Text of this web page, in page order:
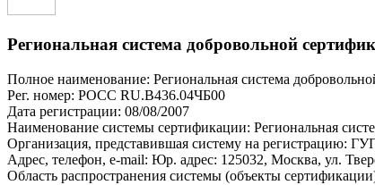
Региональная система добровольной
Полное наименование: Региональная система
Рег. номер: РОСС RU.В436.04ЧБ00
Дата регистрации: 08/08/2007
Наименование системы сертификации: Региональная
Организация, представившая систему на регистрацию:
Адрес, телефон, e-mail: Юр. адрес: 125032, Москва, ул.
Область распространения системы (объекты